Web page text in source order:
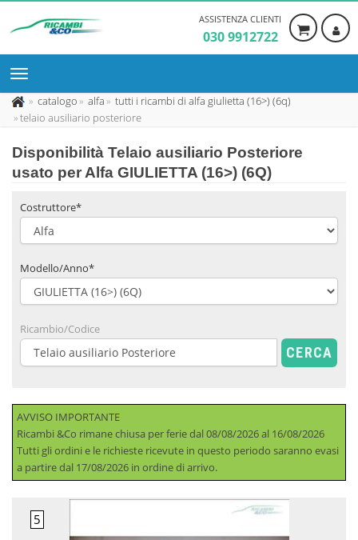
ASSISTENZA CLIENTI
030 9912722
catalogo alfa
tutti i ricambi di alfa giulietta (16>) (6q)
telaio ausiliario posteriore
Disponibilità Telaio ausiliario Posteriore
usato per Alfa GIULIETTA (16>) (6Q)
Costruttore*
Modello/Anno*
Ricambio/Codice
CERCA
AVVISO IMPORTANTE
Ricambi &Co rimane chiusa per ferie dal 08/08/2026 al 16/08/2026
Tutti gli ordini e le richieste ricevute in questo periodo saranno evasi
a partire dal 17/08/2026 in ordine di arrivo.